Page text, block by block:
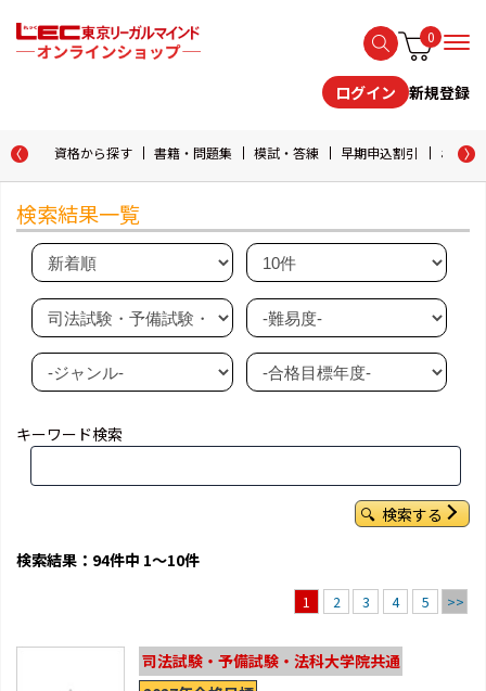
0
ログイン 新規登録
資格から探す 書籍・問題集 模試・答練 早期申込割引 おため
検索結果一覧
キーワード検索
検索する
検索結果：94件中 1～10件
1 2 3 4 5 >>
司法試験・予備試験・法科大学院共通